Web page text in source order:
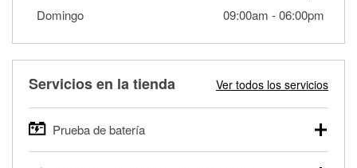
Domingo
09:00am -06:00pm
Servicios en la tienda Ver todos los servicios
Prueba de batería